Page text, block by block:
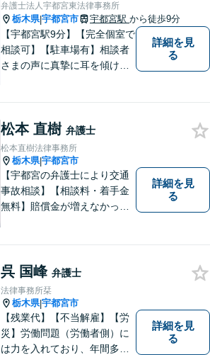
弁護士法人宇都宮東法律事務所
栃木県|宇都宮市 宇都宮駅 から徒歩9分
【宇都宮駅9分】【完全個室で
相談可】【駐車場有】相談者
さまの声に真摯に耳を傾け、
を心がけ、信頼いただける弁
護士でありたいと思っていま
す。
詳細を見
る
松本 直樹 弁護士
松本直樹法律事務所
栃木県|宇都宮市
【宇都宮の弁護士により交通
事故相談】【相談料・着手金
無料】賠償金が増えなかった
う強い思いから，交通事故問
題に積極的に取り組んでいま
す。お気軽にお問い合わせく
ださい。
詳細を見
る
呉 国峰 弁護士
法律事務所栞
栃木県|宇都宮市
【残業代】【不当解雇】【労
災】労働問題（労働者側）に
は力を入れており、年間多数
詳細を見
る